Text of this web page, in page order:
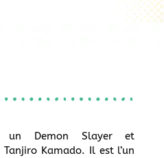
un Demon Slayer et
Kamado. Il est l’un